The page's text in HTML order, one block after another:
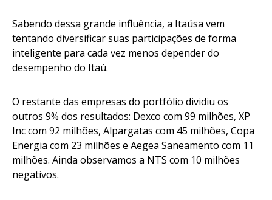
Sabendo dessa grande influência, a Itaúsa vem
tentando diversificar suas participações de forma
inteligente para cada vez menos depender do
desempenho do Itaú.
O restante das empresas do portfólio dividiu os
outros 9% dos resultados: Dexco com 99 milhões, XP
Inc com 92 milhões, Alpargatas com 45 milhões, Copa
Energia com 23 milhões e Aegea Saneamento com 11
milhões. Ainda observamos a NTS com 10 milhões
negativos.